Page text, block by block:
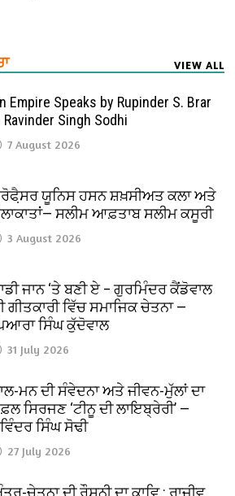
VIEW ALL
Empire Speaks by Rupinder S. Brar
Singh Sodhi
7 August 2026
ਯੂਨਿਸ ਹਸਨ ਸ਼ਖ਼ਸੀਅਤ ਕਲਾ ਅਤੇ
ਸਲੀਮ ਆਫ਼ਤਾਬ ਸਲੀਮ ਕਸੂਰੀ
3 August 2026
ਜਾਨ ‘ਤੇ ਬਣੀ ਏ – ਗੁਰਮਿੰਦਰ ਕੈਂਡੋਵਾਲ
ਗੀਤਕਾਰੀ ਵਿੱਚ ਸਮਾਜਿਕ ਚੇਤਨਾ —
ਸਿੰਘ ਕੁੱਦੋਵਾਲ
31 July 2026
ਮਨ ਦੀ ਸੰਵੇਦਨਾ ਅਤੇ ਜੀਵਨ-ਮੁੱਲਾਂ ਦਾ
ਸਿਰਜਣ ‘ਟੀਨੂ ਦੀ ਲਾਇਬ੍ਰੇਰੀ’ —
ਸਿੰਘ ਸੋਢੀ
27 July 2026
ਚੇਤਨਾ ਦੀ ਰੌਸ਼ਨੀ ਦਾ ਕਾਵਿ : ਰਾਜੀਵ